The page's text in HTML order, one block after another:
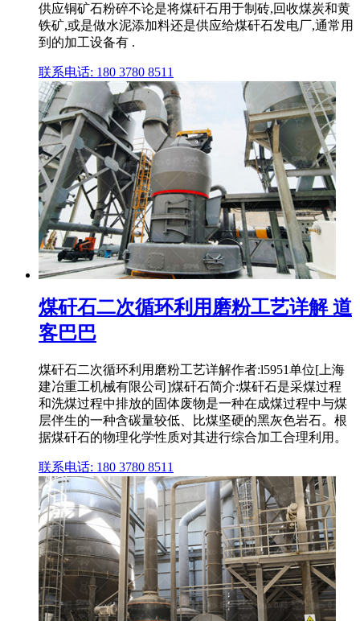
供应铜矿石粉碎不论是将煤矸石用于制砖,回收煤炭和黄
铁矿,或是做水泥添加料还是供应给煤矸石发电厂,通常用
到的加工设备有 .
联系电话: 180 3780 8511
煤矸石二次循环利用磨粉工艺详解 道
客巴巴
煤矸石二次循环利用磨粉工艺详解作者:l5951单位[上海
建冶重工机械有限公司]煤矸石简介:煤矸石是采煤过程
和洗煤过程中排放的固体废物是一种在成煤过程中与煤
层伴生的一种含碳量较低、比煤坚硬的黑灰色岩石。根
据煤矸石的物理化学性质对其进行综合加工合理利用。
联系电话: 180 3780 8511